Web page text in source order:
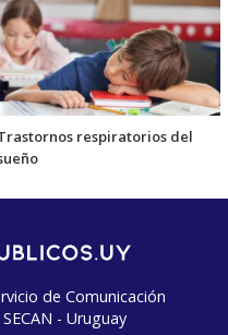
respiratorios del
de Comunicación
- Uruguay